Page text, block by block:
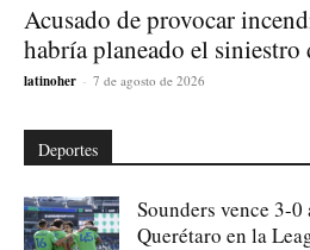
Acusado de provocar
habría planeado el siniestro
latinoher - 7 de agosto de 2026
Deportes
Sounders vence 3-
Querétaro en la